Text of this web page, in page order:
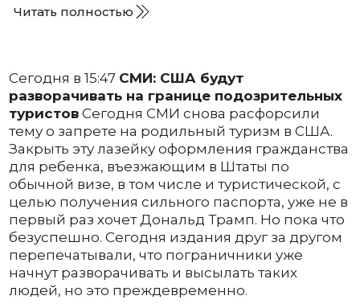
Читать полностью
Сегодня в 15:47 СМИ: США будут
разворачивать на границе подозрительных
туристовСегодня СМИ снова расфорсили
тему о запрете на родильный туризм в США.
Закрыть эту лазейку оформления гражданства
для ребенка, въезжающим в Штаты по
обычной визе, в том числе и туристической, с
целью получения сильного паспорта, уже не в
первый раз хочет Дональд Трамп. Но пока что
безуспешно. Сегодня издания друг за другом
перепечатывали, что пограничники уже
начнут разворачивать и высылать таких
людей, но это преждевременно.